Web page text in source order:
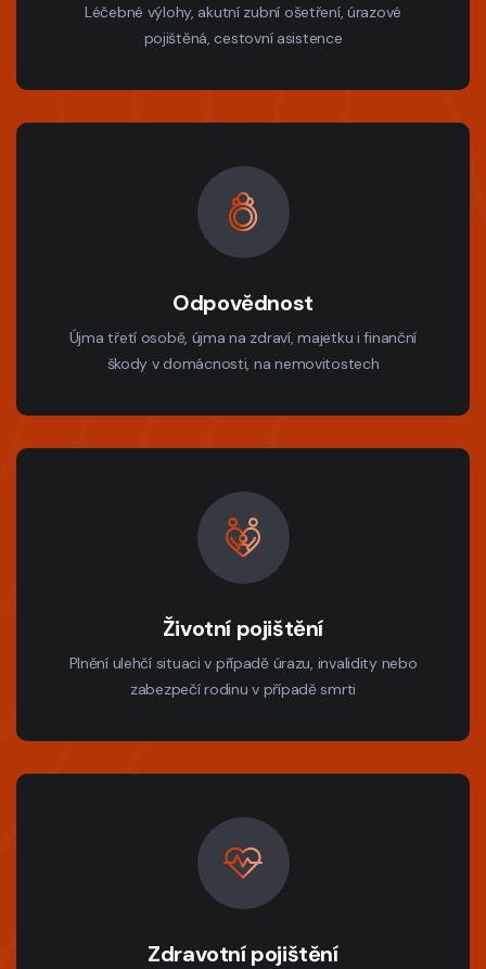
Léčebné výlohy, akutní zubní ošetření, úrazové
pojištěná, cestovní asistence
Odpovědnost
Újma třetí osobě, újma na zdraví, majetku i finanční
škody v domácnosti, na nemovitostech
Životní pojištění
Plnění ulehčí situaci v případě úrazu, invalidity nebo
zabezpečí rodinu v případě smrti
Zdravotní pojištění